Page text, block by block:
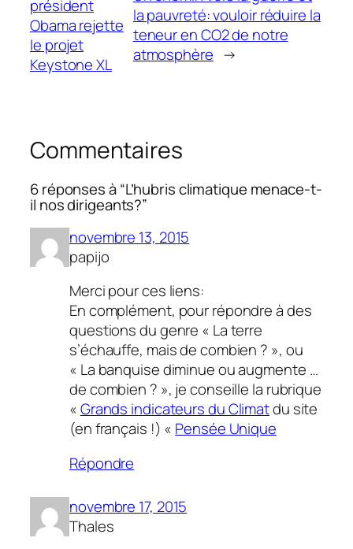
président
Obama rejette
le projet
Keystone XL
la pauvreté: vouloir réduire la
teneur en CO2 de notre
atmosphère →
Commentaires
6 réponses à “L’hubris climatique menace-t-
il nos dirigeants?”
novembre 13, 2015
papijo
Merci pour ces liens:
En complément, pour répondre à des
questions du genre « La terre
s’échauffe, mais de combien ? », ou
« La banquise diminue ou augmente …
de combien ? », je conseille la rubrique
«Grands indicateurs du Climatdu site
(en français !) « Pensée Unique
Répondre
novembre 17, 2015
Thales